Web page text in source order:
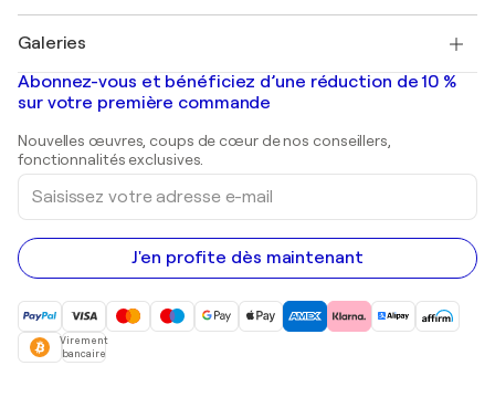
Banksy
Mr. Brainwash
Shepard Fairey
Tableaux abstraits à vendre
Peintures de paysage
Estampes
Peintures acryliques
Galeries
Galeries d'art en France
Galeries d'art en Belgique
Abonnez-vous et bénéficiez d’une réduction de 10 %
sur votre première commande
Nouvelles œuvres, coups de cœur de nos conseillers,
fonctionnalités exclusives.
Saisissez
votre
adresse
e-
mail
J'en profite dès maintenant
Virement
bancaire